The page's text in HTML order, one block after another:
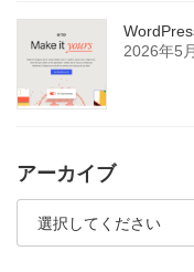
2026年5
アーカイブ